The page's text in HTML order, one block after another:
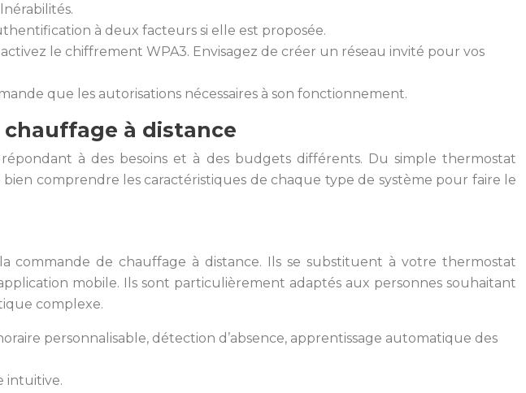
à deux facteurs si elle est proposée.
le chiffrement WPA3. Envisagez de créer un réseau invité pour vos
que les autorisations nécessaires à son fonctionnement.
à distance
à des besoins et à des budgets différents. Du simple thermostat
comprendre les caractéristiques de chaque type de système pour faire le
de chauffage à distance. Ils se substituent à votre thermostat
mobile. Ils sont particulièrement adaptés aux personnes souhaitant
complexe.
personnalisable, détection d’absence, apprentissage automatique des
intuitive.